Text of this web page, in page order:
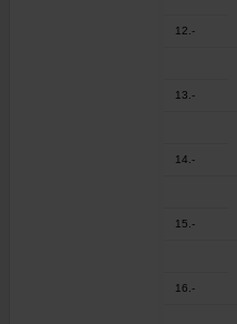
12.-
13.-
14.-
15.-
16.-